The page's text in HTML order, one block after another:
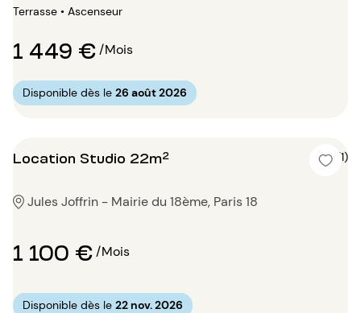
Terrasse • Ascenseur
1 449 €/Mois
Disponible dès le 26 août 2026
Location Studio 22m² 5 (1)
Jules Joffrin - Mairie du 18ème, Paris 18
1 100 €/Mois
Disponible dès le 22 nov. 2026